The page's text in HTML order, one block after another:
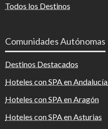
Todos los Destinos
Comunidades Autónomas
Destinos Destacados
Hoteles con SPA en Andalucía
Hoteles con SPA en Aragón
Hoteles con SPA en Asturias